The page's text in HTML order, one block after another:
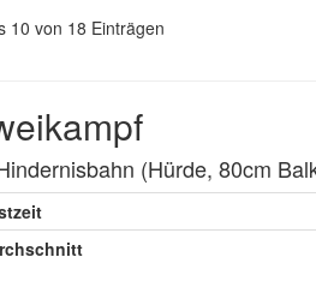
10 von 18 Einträgen
(Hürde, 80cm